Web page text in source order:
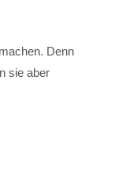
Denn
sie aber